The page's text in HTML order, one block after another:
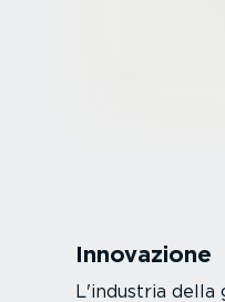
Innovazione
L'industria della